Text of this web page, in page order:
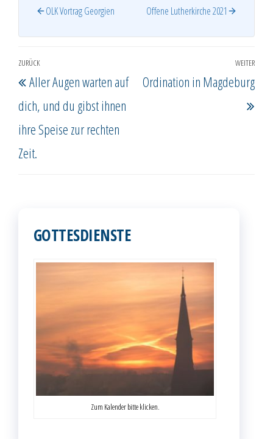
OLK Vortrag Georgien Offene Lutherkirche 2021
Beitragsnavigation
Vorheriger
Beitrag
ZURÜCK
Aller Augen warten auf
dich, und du gibst ihnen
ihre Speise zur rechten
Zeit.
WEITER
Ordination in Magdeburg
GOTTESDIENSTE
Zum Kalender bitte klicken.